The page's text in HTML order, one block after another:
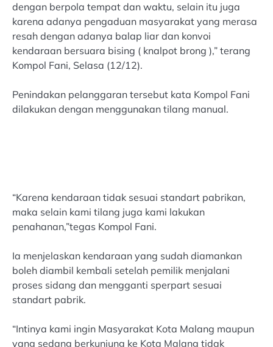
dengan berpola tempat dan waktu, selain itu juga
karena adanya pengaduan masyarakat yang merasa
resah dengan adanya balap liar dan konvoi
kendaraan bersuara bising ( knalpot brong ),” terang
Kompol Fani, Selasa (12/12).
Penindakan pelanggaran tersebut kata Kompol Fani
dilakukan dengan menggunakan tilang manual.
“Karena kendaraan tidak sesuai standart pabrikan,
maka selain kami tilang juga kami lakukan
penahanan,”tegas Kompol Fani.
Ia menjelaskan kendaraan yang sudah diamankan
boleh diambil kembali setelah pemilik menjalani
proses sidang dan mengganti sperpart sesuai
standart pabrik.
“Intinya kami ingin Masyarakat Kota Malang maupun
yang sedang berkunjung ke Kota Malang tidak